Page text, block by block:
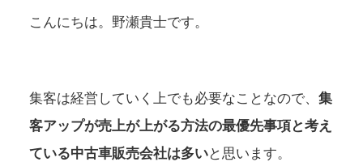
こんにちは。野瀬貴士です。
集客は経営していく上でも必要なことなので、 集
客アップが売上が上がる方法の最優先事項と考え
ている中古車販売会社は多いと思います。